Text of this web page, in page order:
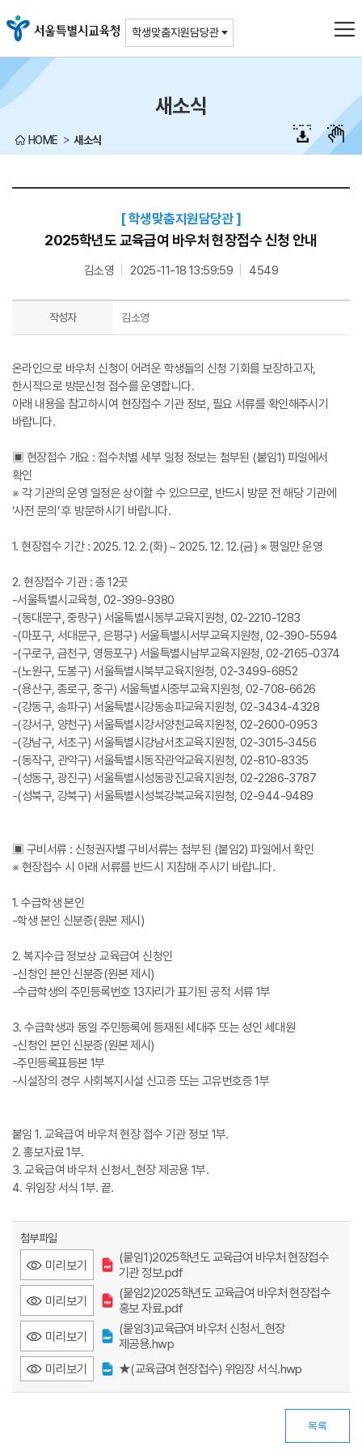
학생맞춤지원담당관
새소식
HOME 새소식
학생맞춤지원담당관
2025학년도 교육급여 바우처 현장접수 신청 안내
김소영 2025-11-18 13:59:59 4549
작성자 김소영
온라인으로 바우처 신청이 어려운 학생들의 신청 기회를 보장하고자,
한시적으로 방문신청 접수를 운영합니다.
아래 내용을 참고하시여 현장접수 기관 정보, 필요 서류를 확인해주시기
바랍니다.
▣ 현장접수 개요 : 접수처별 세부 일정 정보는 첨부된 (붙임1) 파일에서
확인
※ 각 기관의 운영 일정은 상이할 수 있으므로, 반드시 방문 전 해당 기관에
‘사전 문의’ 후 방문하시기 바랍니다.
1. 현장접수 기간 : 2025. 12. 2.(화) ~ 2025. 12. 12.(금) ※ 평일만 운영
2. 현장접수 기관 : 총 12곳
-서울특별시교육청, 02-399-9380
-(동대문구, 중랑구) 서울특별시동부교육지원청, 02-2210-1283
-(마포구, 서대문구, 은평구) 서울특별시서부교육지원청, 02-390-5594
-(구로구, 금천구, 영등포구) 서울특별시남부교육지원청, 02-2165-0374
-(노원구, 도봉구) 서울특별시북부교육지원청, 02-3499-6852
-(용산구, 종로구, 중구) 서울특별시중부교육지원청, 02-708-6626
-(강동구, 송파구) 서울특별시강동송파교육지원청, 02-3434-4328
-(강서구, 양천구) 서울특별시강서양천교육지원청, 02-2600-0953
-(강남구, 서초구) 서울특별시강남서초교육지원청, 02-3015-3456
-(동작구, 관악구) 서울특별시동작관악교육지원청, 02-810-8335
-(성동구, 광진구) 서울특별시성동광진교육지원청, 02-2286-3787
-(성북구, 강북구) 서울특별시성북강북교육지원청, 02-944-9489
▣ 구비서류 : 신청권자별 구비서류는 첨부된 (붙임2) 파일에서 확인
※ 현장접수 시 아래 서류를 반드시 지참해 주시기 바랍니다.
1. 수급학생 본인
-학생 본인 신분증(원본 제시)
2. 복지수급 정보상 교육급여 신청인
-신청인 본인 신분증(원본 제시)
-수급학생의 주민등록번호 13자리가 표기된 공적 서류 1부
3. 수급학생과 동일 주민등록에 등재된 세대주 또는 성인 세대원
-신청인 본인 신분증(원본 제시)
-주민등록표등본 1부
-시설장의 경우 사회복지시설 신고증 또는 고유번호증 1부
붙임 1. 교육급여 바우처 현장 접수 기관 정보 1부.
2. 홍보자료 1부.
3. 교육급여 바우처 신청서_현장 제공용 1부.
4. 위임장 서식 1부. 끝.
첨부파일
미리보기
(붙임1)2025학년도 교육급여 바우처 현장접수
기관 정보.pdf
미리보기
(붙임2)2025학년도 교육급여 바우처 현장접수
홍보 자료.pdf
미리보기
(붙임3)교육급여 바우처 신청서_현장
제공용.hwp
미리보기
★(교육급여 현장접수) 위임장 서식.hwp
목록